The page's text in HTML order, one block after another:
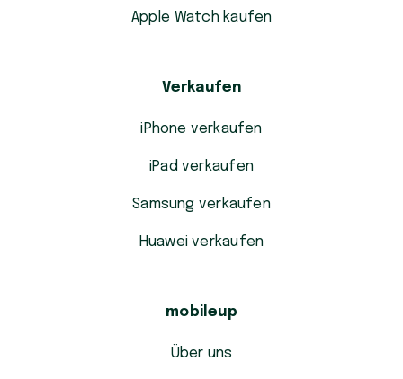
Apple Watch kaufen
Verkaufen
iPhone verkaufen
iPad verkaufen
Samsung verkaufen
Huawei verkaufen
mobileup
Über uns